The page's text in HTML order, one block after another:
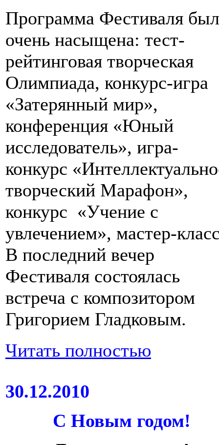
Программа Фестиваля
очень насыщена: тест-
рейтинговая творческая
Олимпиада, конкурс-игра
«Затерянный мир»,
конференция «Юный
исследователь», игра-
конкурс
творческий Марафон»,
конкурс «Учение с
увлечением», мастер-
В последний вечер
Фестиваля состоялась
встреча с композитором
Григорием Гладковым.
Читать полностью
30.12.2010
С Новым годом!